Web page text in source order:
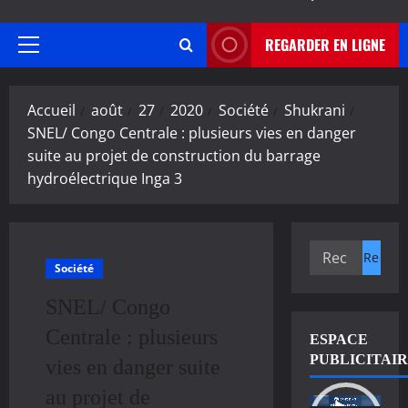
Menu
REGARDER EN LIGNE
Accueil août 27 2020 Société
Shukrani
SNEL/ Congo Centrale : plusieurs vies en danger
suite au projet de construction du barrage
hydroélectrique Inga 3
Société
SNEL/ Congo
Centrale : plusieurs
vies en danger suite
au projet de
Rechercher :
ESPACE